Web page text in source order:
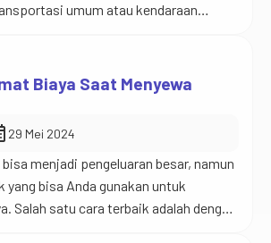
umum atau kendaraan
layanan rental kendaraan untuk
Pertama, fleksibilitas adalah
utama. Dengan menyewa
dapat mengatur jadwal perjalanan
Anda tanpa harus khawatir
Biaya Saat Menyewa
29 Mei 2024
menjadi pengeluaran besar, namun
yang bisa Anda gunakan untuk
Salah satu cara terbaik adalah dengan